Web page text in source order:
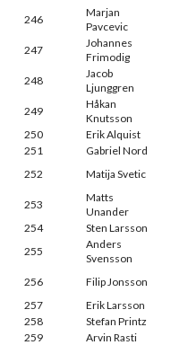
246
Marjan
Pavcevic
247
Johannes
Frimodig
248
Jacob
Ljunggren
249
Håkan
Knutsson
250
Erik Alquist
251
Gabriel Nord
252
Matija Svetic
253
Matts
Unander
254
Sten Larsson
255
Anders
Svensson
256 Filip Jonsson
257
Erik Larsson
258
Stefan Printz
259
Arvin Rasti